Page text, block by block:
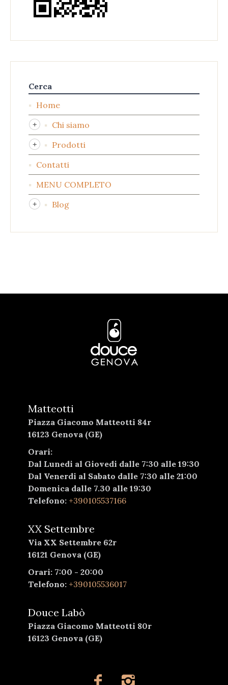
Cerca
Home
Chi siamo
Prodotti
Contatti
MENU COMPLETO
Blog
Matteotti
Piazza Giacomo Matteotti 84r
16123 Genova (GE)
Orari:
Dal Lunedi al Giovedi dalle 7:30 alle 19:30
Dal Venerdi al Sabato dalle 7:30 alle 21:00
Domenica dalle 7.30 alle 19:30
Telefono: +390105537166
XX Settembre
Via XX Settembre 62r
16121 Genova (GE)
Orari: 7:00 - 20:00
Telefono: +390105536017
Douce Labò
Piazza Giacomo Matteotti 80r
16123 Genova (GE)